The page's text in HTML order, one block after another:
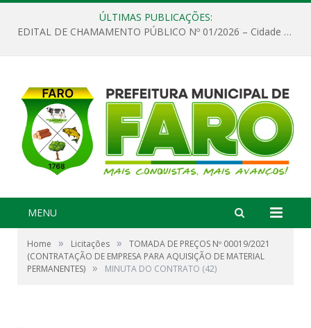
ÚLTIMAS PUBLICAÇÕES:
EDITAL DE CHAMAMENTO PÚBLICO Nº 01/2026 – Cidade de Faro
MENU
Home » Licitações »
TOMADA DE PREÇOS Nº 00019/2021
(CONTRATAÇÃO DE EMPRESA PARA AQUISIÇÃO DE MATERIAL
PERMANENTES) » MINUTA DO CONTRATO (42)